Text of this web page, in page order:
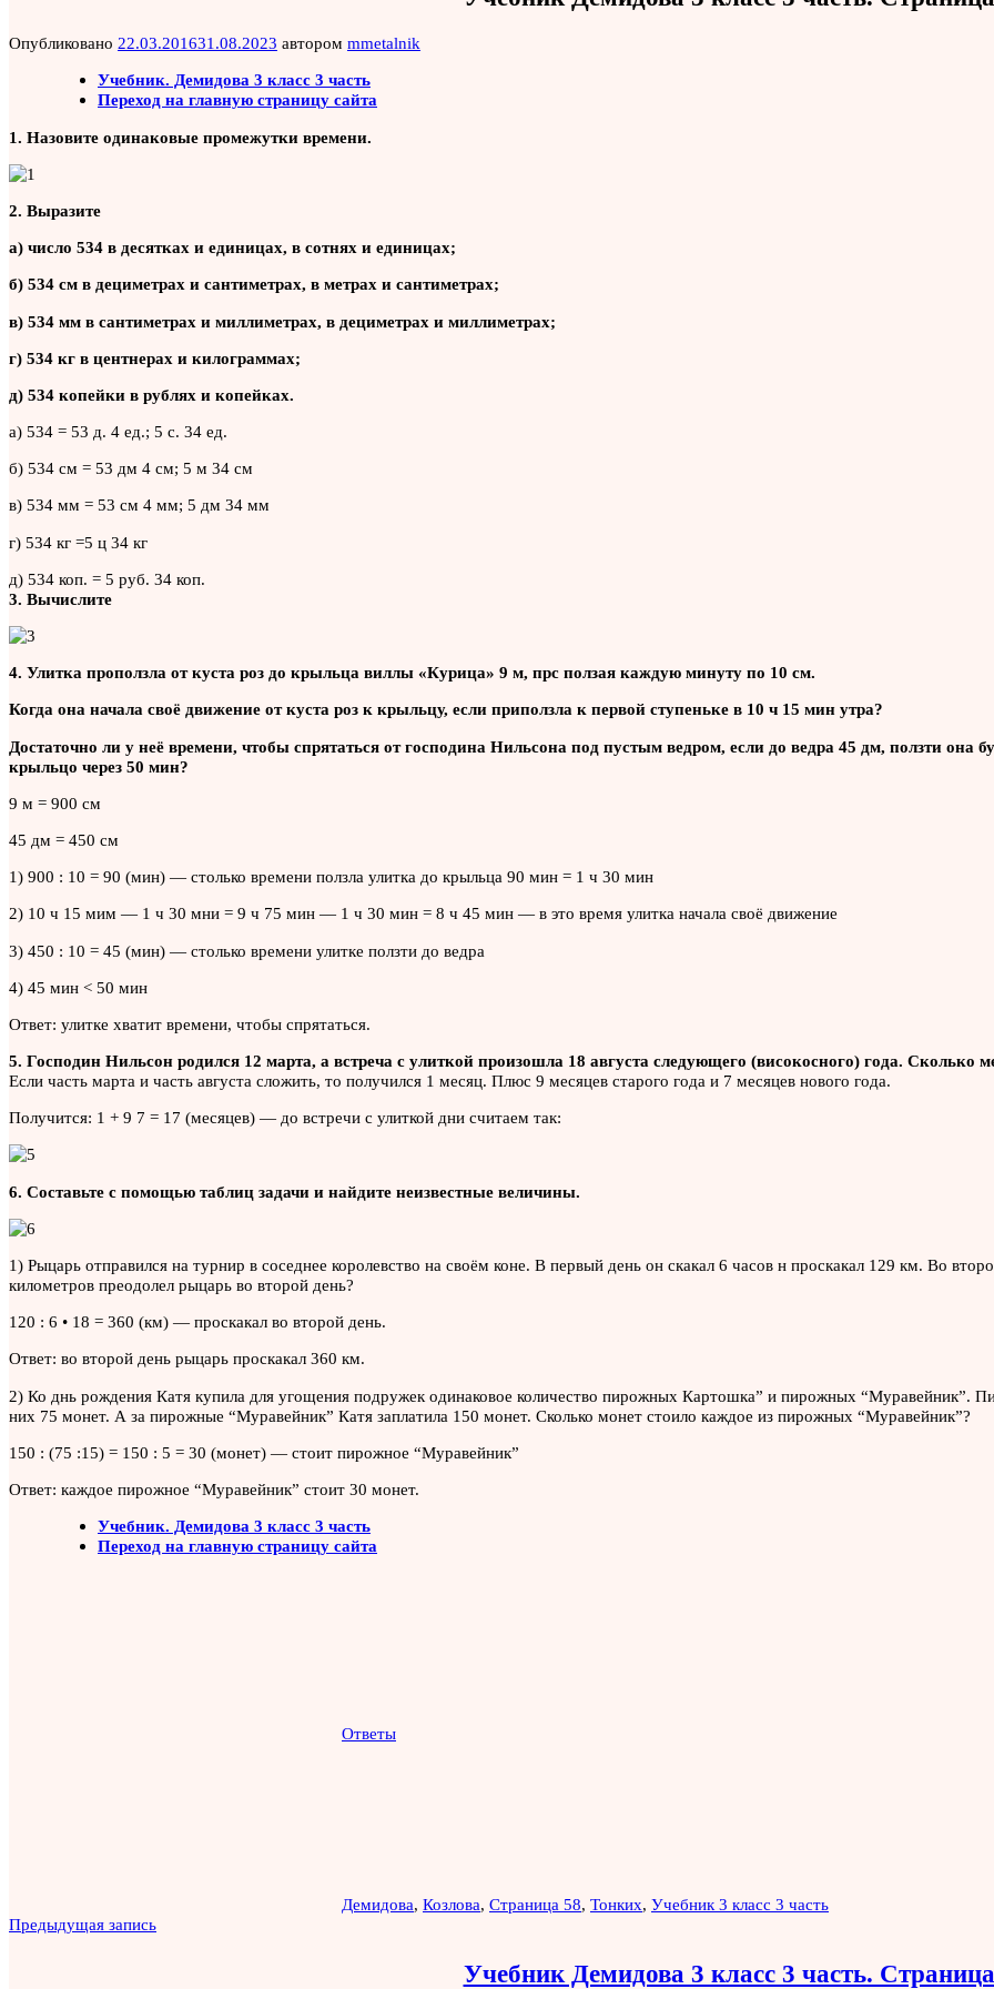
Опубликовано 22.03.201631.08.2023 автором mmetalnik
Учебник. Демидова 3 класс 3 часть
Переход на главную страницу сайта
1. Назовите одинаковые промежутки времени.
2. Выразите
а) число 534 в десятках и единицах, в сотнях и единицах;
б) 534 см в дециметрах и сантиметрах, в метрах и сантиметрах;
в) 534 мм в сантиметрах и миллиметрах, в дециметрах и миллиметрах;
г) 534 кг в центнерах и килограммах;
д) 534 копейки в рублях и копейках.
а) 534 = 53 д. 4 ед.; 5 с. 34 ед.
б) 534 см = 53 дм 4 см; 5 м 34 см
в) 534 мм = 53 см 4 мм; 5 дм 34 мм
г) 534 кг =5 ц 34 кг
д) 534 коп. = 5 руб. 34 коп.
3. Вычислите
4. Улитка проползла от куста роз до крыльца виллы «Курица» 9 м, прс ползая каждую минуту по 10 см.
Когда она начала своё движение от куста роз к крыльцу, если приползла к первой ступеньке в 10 ч 15 мин утра?
Достаточно ли у неё времени, чтобы спрятаться от господина Нильсона под пустым ведром, если до ведра 45 дм, ползти она
крыльцо через 50 мин?
9 м = 900 см
45 дм = 450 см
1) 900 : 10 = 90 (мин) — столько времени ползла улитка до крыльца 90 мин = 1 ч 30 мин
2) 10 ч 15 мим — 1 ч 30 мни = 9 ч 75 мин — 1 ч 30 мин = 8 ч 45 мин — в это время улитка начала своё движение
3) 450 : 10 = 45 (мин) — столько времени улитке ползти до ведра
4) 45 мин < 50 мин
Ответ: улитке хватит времени, чтобы спрятаться.
5. Господин Нильсон родился 12 марта, а встреча с улиткой произошла 18 августа следующего (високосного) года. Сколько
Если часть марта и часть августа сложить, то получился 1 месяц. Плюс 9 месяцев старого года и 7 месяцев нового года.
Получится: 1 + 9 7 = 17 (месяцев) — до встречи с улиткой дни считаем так:
6. Составьте с помощью таблиц задачи и найдите неизвестные величины.
1) Рыцарь отправился на турнир в соседнее королевство на своём коне. В первый день он скакал 6 часов н проскакал 129 км. Во
километров преодолел рыцарь во второй день?
120 : 6 • 18 = 360 (км) — проскакал во второй день.
Ответ: во второй день рыцарь проскакал 360 км.
2) Ко днь рождения Катя купила для угощения подружек одинаковое количество пирожных Картошка” и пирожных “Муравейник”.
них 75 монет. А за пирожные “Муравейник” Катя заплатила 150 монет. Сколько монет стоило каждое из пирожных “Муравейник”?
150 : (75 :15) = 150 : 5 = 30 (монет) — стоит пирожное “Муравейник”
Ответ: каждое пирожное “Муравейник” стоит 30 монет.
Учебник. Демидова 3 класс 3 часть
Переход на главную страницу сайта
Ответы
Демидова, Козлова, Страница 58, Тонких, Учебник 3 класс 3 часть
Навигация
Предыдущая запись
Учебник Демидова 3 класс 3 часть.